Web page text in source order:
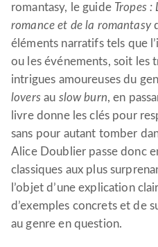
romantasy, le guide Tropes :
romance et de la romantasy
éléments narratifs tels que
ou les événements, soit les
intrigues amoureuses du
loversau slow burn, en
livre donne les clés pour
sans pour autant tomber
Alice Doublier passe donc
classiques aux plus
l’objet d’une explication
d’exemples concrets et de
au genre en question.